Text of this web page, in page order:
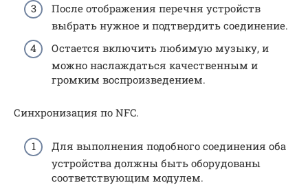
После отображения перечня устройств
выбрать нужное и подтвердить соединение.
Остается включить любимую музыку, и
можно наслаждаться качественным и
громким воспроизведением.
Синхронизация по NFC.
Для выполнения подобного соединения оба
устройства должны быть оборудованы
соответствующим модулем.